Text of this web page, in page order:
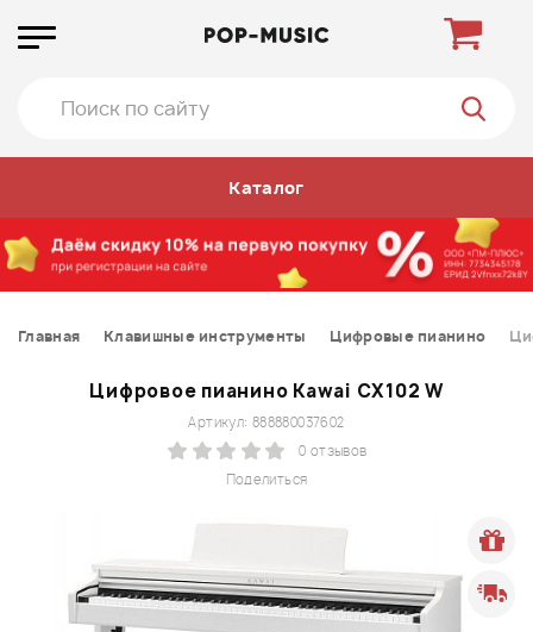
Каталог
Главная Клавишные инструменты Цифровые пианино
Цифровое пианино Kawai CX102 W
Поделиться
Артикул: 888880037602
0 отзывов